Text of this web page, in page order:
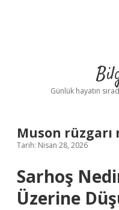
Günlük hayatın
Muson rüzgarı
Tarih: Nisan 28, 2026
Sarhoş
Üzerine